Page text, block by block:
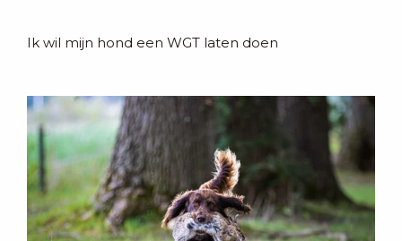
Ik wil mijn hond een WGT laten doen